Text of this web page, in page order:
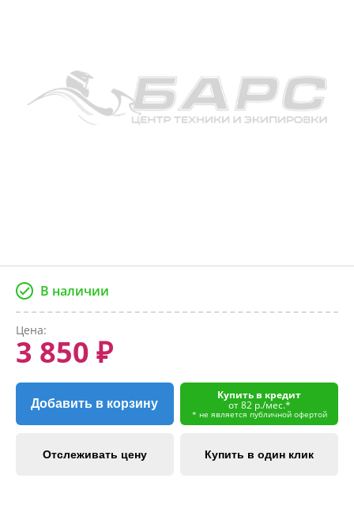
В наличии
Цена:
3 850 ₽
Добавить в корзину
Купить в кредит
от 82 р./мес.*
* не является публичной офертой
Отслеживать цену Купить в один клик